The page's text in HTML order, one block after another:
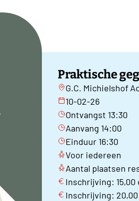
Praktische
G.C. Michielshof
10-02-26
Ontvangst 13:30
Aanvang 14:00
Einduur 16:30
Voor iedereen
Aantal plaatsen
Inschrijving:
Inschrijving: